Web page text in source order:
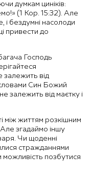
думкам циніків:
(1 Кор. 15:32). Але
і бездумні насолоди
привести до
Господь
від
словами Син Божий
залежить від маєтку і
між життям розкішним
згадаймо іншу
Чи щоденні
стражданнями
позбутися